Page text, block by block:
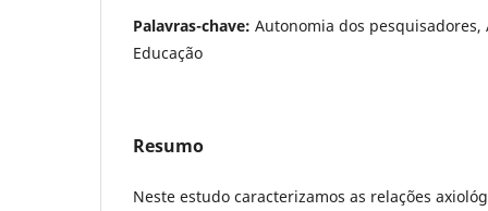
Palavras-chave: Autonomia dos pesquisadores,
Educação
Resumo
Neste estudo caracterizamos as relações